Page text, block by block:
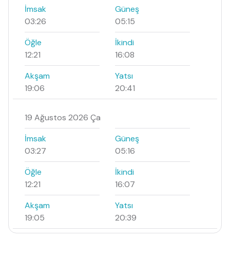
İmsak
03:26
Güneş
05:15
Öğle
12:21
İkindi
16:08
Akşam
19:06
Yatsı
20:41
19 Ağustos 2026 Ça
İmsak
03:27
Güneş
05:16
Öğle
12:21
İkindi
16:07
Akşam
19:05
Yatsı
20:39